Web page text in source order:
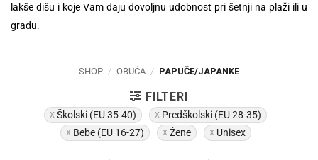
lakše dišu i koje Vam daju dovoljnu udobnost pri šetnji na plaži ili u
gradu.
SHOP / OBUĆA / PAPUČE/JAPANKE
FILTERI
Školski (EU 35-40)
Predškolski (EU 28-35)
Bebe (EU 16-27)
Žene Unisex